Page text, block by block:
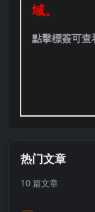
域。
點擊標簽可查
热门文章
10 篇文章